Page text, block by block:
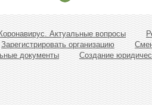
Актуальные вопросы
Зарегистрировать организацию
документы
Создание